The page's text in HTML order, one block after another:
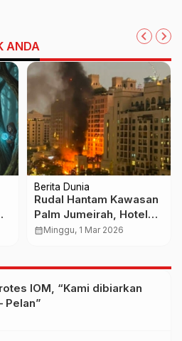
ANDA
Berita Dunia
Rudal Hantam Kawasan
Palm Jumeirah, Hotel
Mewah di Dubai
calendar_monthMinggu, 1 Mar 2026
IOM, “Kami dibiarkan
Pelan”